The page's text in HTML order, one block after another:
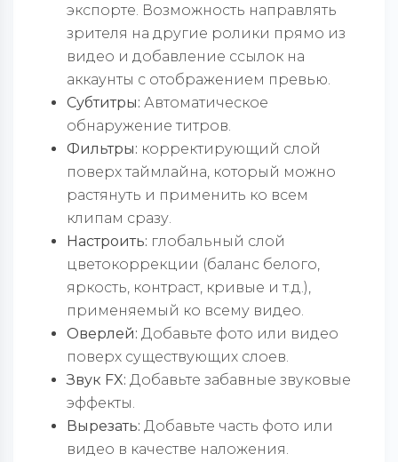
экспорте. Возможность направлять
зрителя на другие ролики прямо из
видео и добавление ссылок на
аккаунты с отображением превью.
Субтитры: Автоматическое
обнаружение титров.
Фильтры: корректирующий слой
поверх таймлайна, который можно
растянуть и применить ко всем
клипам сразу.
Настроить: глобальный слой
цветокоррекции (баланс белого,
яркость, контраст, кривые и т.д.),
применяемый ко всему видео.
Оверлей: Добавьте фото или видео
поверх существующих слоев.
Звук FX: Добавьте забавные звуковые
эффекты.
Вырезать: Добавьте часть фото или
видео в качестве наложения.